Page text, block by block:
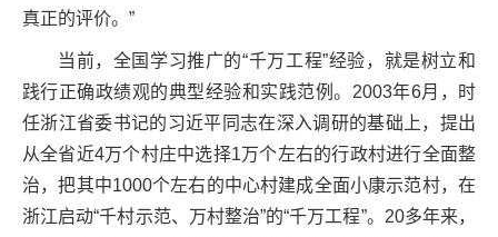
真正的评价。”
当前，全国学习推广的“千万工程”经验，就是树立和
践行正确政绩观的典型经验和实践范例。2003年6月，时
任浙江省委书记的习近平同志在深入调研的基础上，提出
从全省近4万个村庄中选择1万个左右的行政村进行全面整
治，把其中1000个左右的中心村建成全面小康示范村，在
浙江启动“千村示范、万村整治”的“千万工程”。20多年来，